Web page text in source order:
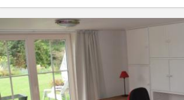
LOCATION POSSIBLE DU 1ER JUILLET
UNIQUEMENT. (ANNEE ACADEMIQUE
deja louee). Pour une année
Studio 33m2 lumineux, calme, meublé en